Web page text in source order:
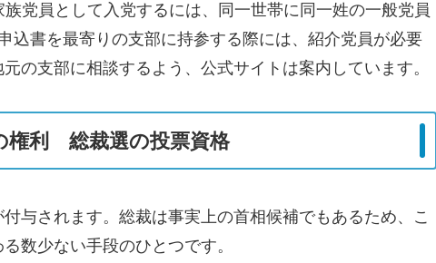
党員として入党するには、同一世帯に同一姓の一般党員
込書を最寄りの支部に持参する際には、紹介党員が必要
の支部に相談するよう、公式サイトは案内しています。
権利 総裁選の投票資格
与されます。総裁は事実上の首相候補でもあるため、こ
数少ない手段のひとつです。